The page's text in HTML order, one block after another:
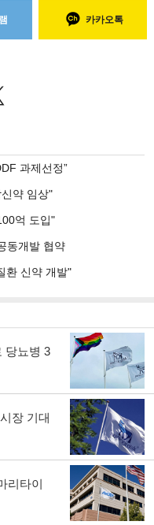
카카오톡
과제선정”
약 임상"
억 도입"
동개발 협약
환 신약 개발"
당뇨병 3
장 기대
리타이